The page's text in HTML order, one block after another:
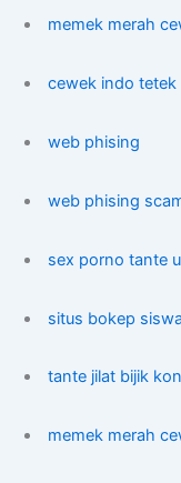
memek merah
cewek indo tetek
web phising
web phising
sex porno tante
situs bokep
tante jilat bijik
memek merah